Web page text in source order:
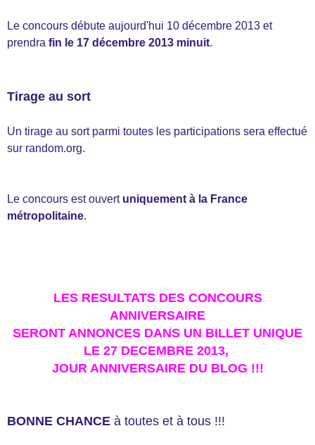
Le concours débute aujourd'hui 10 décembre 2013 et
prendra fin le 17 décembre 2013 minuit.
Tirage au sort
Un tirage au sort parmi toutes les participations sera effectué
sur random.org.
Le concours est ouvert uniquement à la France
métropolitaine.
LES RESULTATS DES CONCOURS
ANNIVERSAIRE
SERONT ANNONCES DANS UN BILLET UNIQUE
LE 27 DECEMBRE 2013,
JOUR ANNIVERSAIRE DU BLOG !!!
BONNE CHANCE à toutes et à tous !!!